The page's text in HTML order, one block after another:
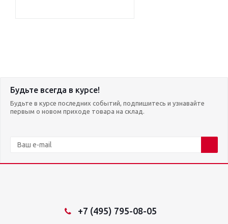
Будьте всегда в курсе!
Будьте в курсе последних событий, подпишитесь и узнавайте
первым о новом приходе товара на склад.
+7 (495) 795-08-05